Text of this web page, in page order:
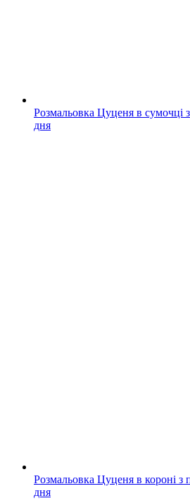
Розмальовка Цуценя в сумочці
дня
Розмальовка Цуценя в короні
дня